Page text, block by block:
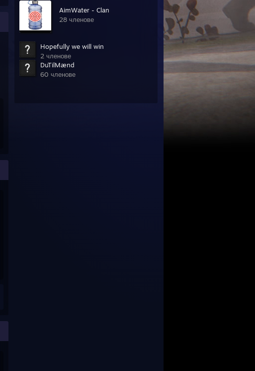
AimWater - Clan
28 членове
Hopefully we will win
2 членове
DuTilMænd
60 членове